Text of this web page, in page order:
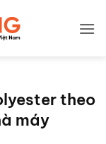
theo
máy